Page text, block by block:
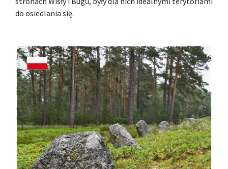
do osiedlania się.